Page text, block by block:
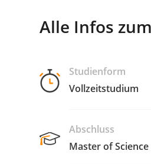
Alle Infos
Studienform
Vollzeitstudium
Abschluss
Master of Science